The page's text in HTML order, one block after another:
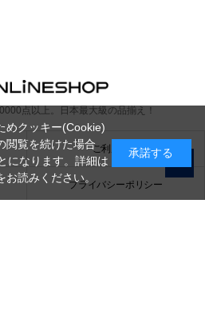
点以上。 日本最大級の品揃え！
ご利用規約
プライバシーポリシー
めクッキー(Cookie)
閲覧を続けた場合
になります。詳細は
お読みください。
承諾する